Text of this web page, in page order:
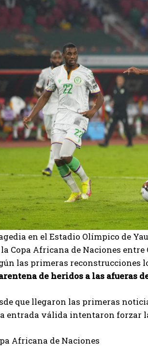
en el Estadio Olímpico de
la Copa Africana de Naciones entre
las primeras reconstrucciones
de heridos a las afueras
que llegaron las primeras
entrada válida intentaron forzar
Africana de Naciones